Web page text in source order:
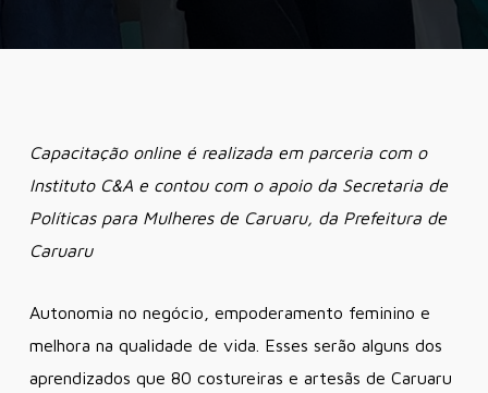
Capacitação online é realizada em parceria com o
Instituto C&A e contou com o apoio da Secretaria de
Políticas para Mulheres de Caruaru, da Prefeitura de
Caruaru
Autonomia no negócio, empoderamento feminino e
melhora na qualidade de vida. Esses serão alguns dos
aprendizados que 80 costureiras e artesãs de Caruaru